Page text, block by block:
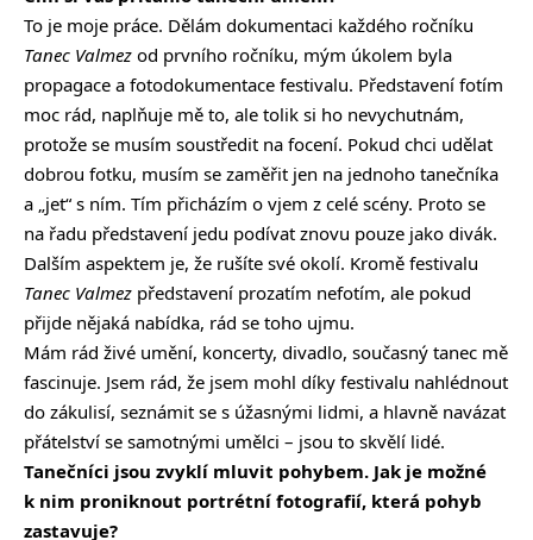
To je moje práce. Dělám dokumentaci každého ročníku
Tanec Valmez od prvního ročníku, mým úkolem byla
propagace a fotodokumentace festivalu. Představení fotím
moc rád, naplňuje mě to, ale tolik si ho nevychutnám,
protože se musím soustředit na focení. Pokud chci udělat
dobrou fotku, musím se zaměřit jen na jednoho tanečníka
a „jet“ s ním. Tím přicházím o vjem z celé scény. Proto se
na řadu představení jedu podívat znovu pouze jako divák.
Dalším aspektem je, že rušíte své okolí. Kromě festivalu
Tanec Valmez představení prozatím nefotím, ale pokud
přijde nějaká nabídka, rád se toho ujmu.
Mám rád živé umění, koncerty, divadlo, současný tanec mě
fascinuje. Jsem rád, že jsem mohl díky festivalu nahlédnout
do zákulisí, seznámit se s úžasnými lidmi, a hlavně navázat
přátelství se samotnými umělci – jsou to skvělí lidé.
Tanečníci jsou zvyklí mluvit pohybem. Jak je možné
k nim proniknout portrétní fotografií, která pohyb
zastavuje?